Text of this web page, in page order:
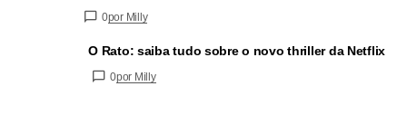
0por Milly
O Rato: saiba tudo sobre o novo thriller da Netflix
0por Milly